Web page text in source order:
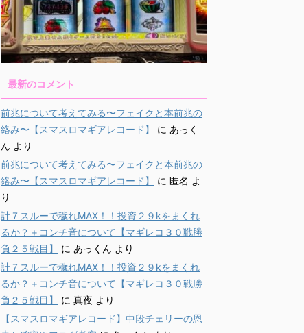
最新のコメント
前兆について考えてみる〜フェイクと本前兆の
絡み〜【スマスロマギアレコード】
に あっく
ん より
前兆について考えてみる〜フェイクと本前兆の
絡み〜【スマスロマギアレコード】
に 匿名 よ
り
計７スルーで穢れMAX！！投資２９kをまくれ
るか？＋コンチ音について【マギレコ３０戦勝
負２５戦目】
に あっくん より
計７スルーで穢れMAX！！投資２９kをまくれ
るか？＋コンチ音について【マギレコ３０戦勝
負２５戦目】
に 真夜 より
【スマスロマギアレコード】中段チェリーの恩